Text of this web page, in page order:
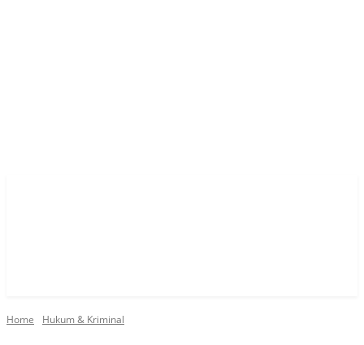
Home Hukum & Kriminal